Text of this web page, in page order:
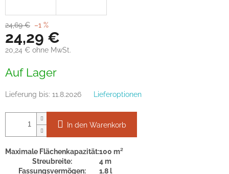
24,69 € –1 %
24,29 €
20,24 € ohne MwSt.
Auf Lager
Lieferung bis: 11.8.2026 Lieferoptionen
In den Warenkorb
Maximale Flächenkapazität:100 m²
Streubreite:
4 m
Fassungsvermögen:
1.8 l